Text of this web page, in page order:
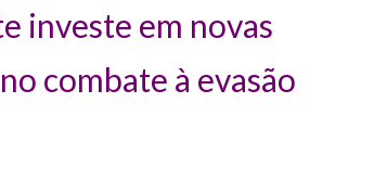
investe em novas
combate à evasão